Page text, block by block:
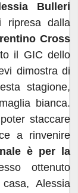
Bulleri
dalla
Cross
il GIC dello
dimostra di
stagione,
bianca.
staccare
a rinvenire
è per la
ottenuto
Alessia